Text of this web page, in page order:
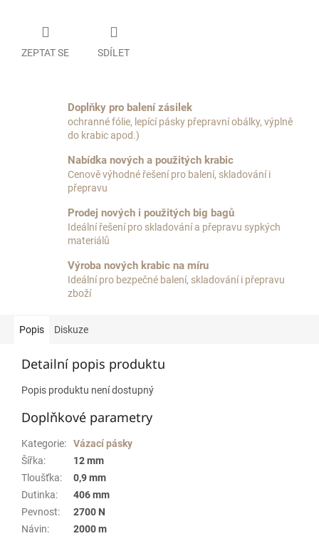
ZEPTAT SE SDÍLET
Doplňky pro balení zásilek
ochranné fólie, lepící pásky přepravní obálky, výplně
do krabic apod.)
Nabídka nových a použitých krabic
Cenově výhodné řešení pro balení, skladování i
přepravu
Prodej nových i použitých big bagů
Ideální řešení pro skladování a přepravu sypkých
materiálů
Výroba nových krabic na míru
Ideální pro bezpečné balení, skladování i přepravu
zboží
Popis Diskuze
Detailní popis produktu
Popis produktu není dostupný
Doplňkové parametry
Kategorie:
Vázací pásky
Šířka:
12 mm
Tloušťka:
0,9 mm
Dutinka:
406 mm
Pevnost:
2700 N
Návin:
2000 m